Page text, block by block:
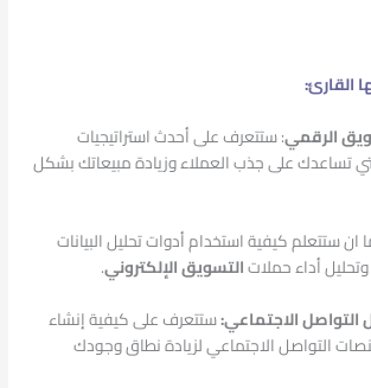
القارئ:
:ستتعرف على أحدث استراتيجيات
تساعدك على جذب العملاء وزيادة مبيعاتك بشكل
ان ستتعلم كيفية استخدام أدوات تحليل البيانات
أداء حملاتالتسويق الإلكتروني.
ستتعرف على كيفية إنشاء
التواصل الاجتماعي لزيادة نطاق وجودك